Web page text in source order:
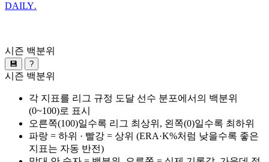
DAILY.
시즌 백분위
💾 ?
시즌 백분위
각 지표를 리그 규정 도달 선수 분포에서의 백분위
(0~100)로 표시
오른쪽(100)일수록 리그 최상위, 왼쪽(0)일수록 최하위
파랑 = 하위 · 빨강 = 상위 (ERA·K%처럼 낮을수록 좋은
지표는 자동 반전)